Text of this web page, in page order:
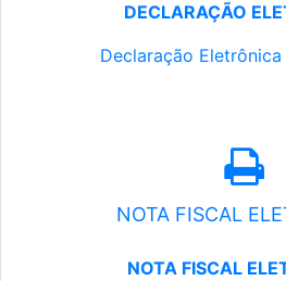
DECLARAÇÃO
Declaração
NOTA FISCAL
NOTA FISCAL